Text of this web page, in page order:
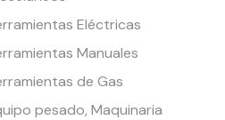
Eléctricas
Manuales
de Gas
pesado, Maquinaria